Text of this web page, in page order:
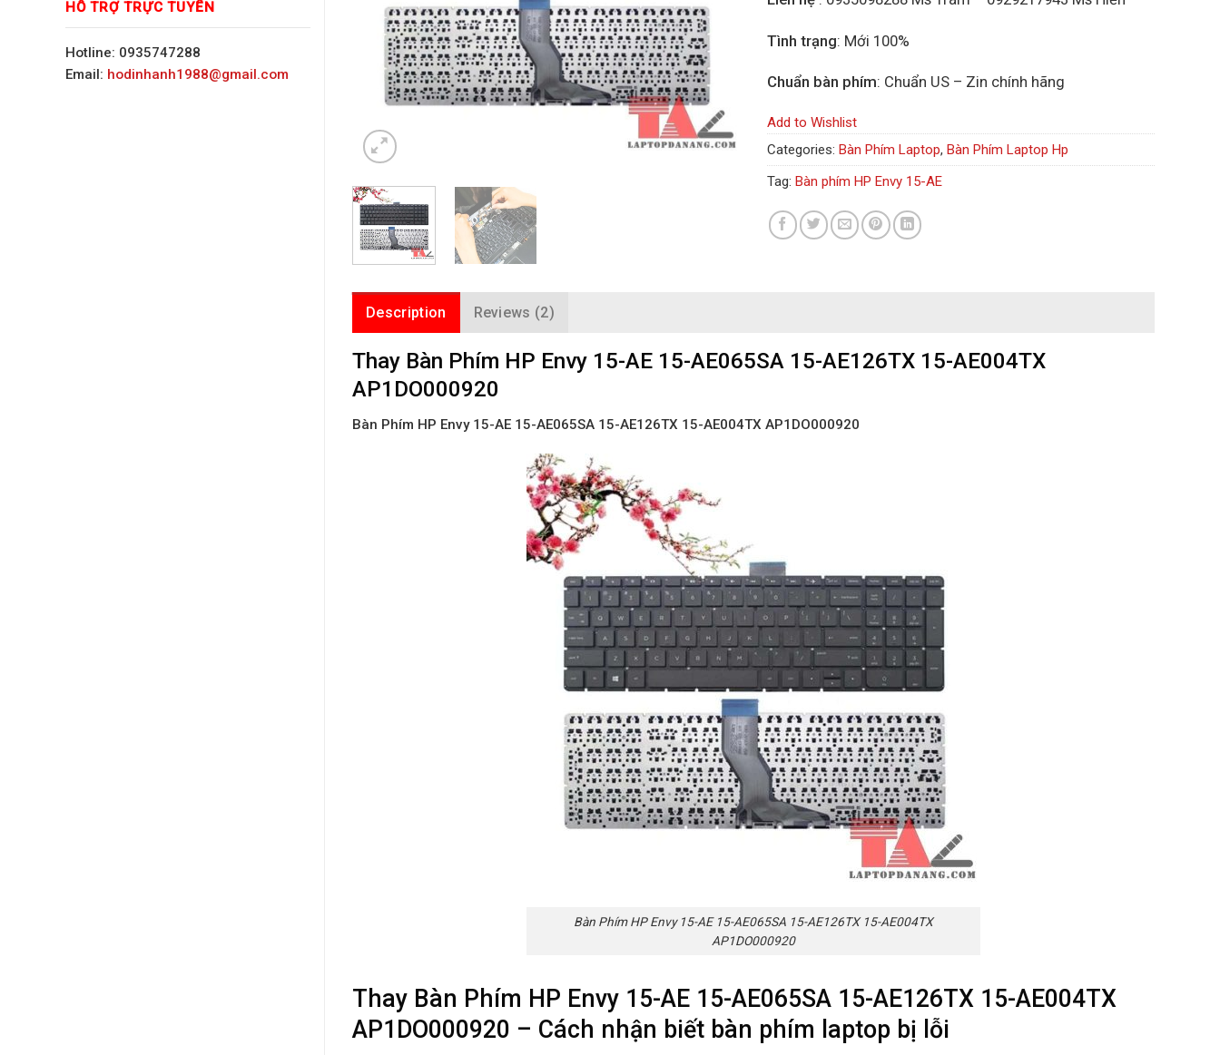
HỖ TRỢ TRỰC TUYẾN
Hotline: 0935747288
Email: hodinhanh1988@gmail.com
Tình trạng: Mới 100%
Chuẩn bàn phím: Chuẩn US – Zin chính hãng
Add to Wishlist
Categories: Bàn Phím Laptop, Bàn Phím Laptop Hp
Tag: Bàn phím HP Envy 15-AE
Description Reviews (2)
Thay Bàn Phím HP Envy 15-AE 15-AE065SA 15-AE126TX 15-AE004TX
AP1DO000920
Bàn Phím HP Envy 15-AE 15-AE065SA 15-AE126TX 15-AE004TX AP1DO000920
Bàn Phím HP Envy 15-AE 15-AE065SA 15-AE126TX 15-AE004TX
AP1DO000920
Thay Bàn Phím HP Envy 15-AE 15-AE065SA 15-AE126TX 15-AE004TX
AP1DO000920 – Cách nhận biết bàn phím laptop bị lỗi